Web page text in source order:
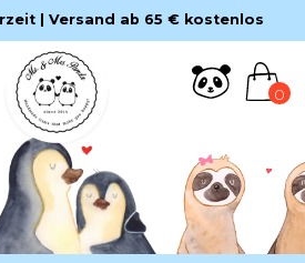
| Versand ab 65 € kostenlos
0